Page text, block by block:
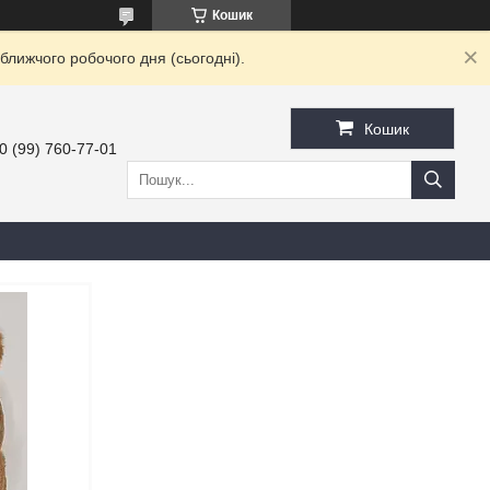
Кошик
робочого дня (сьогодні).
(99) 760-77-01
Кошик